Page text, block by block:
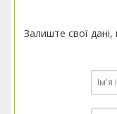
Залиште свої